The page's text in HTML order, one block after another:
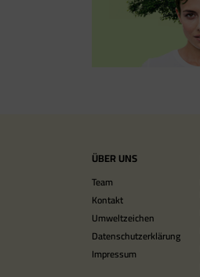
ÜBER UNS
Team
Kontakt
Umweltzeichen
Datenschutzerklärung
Impressum